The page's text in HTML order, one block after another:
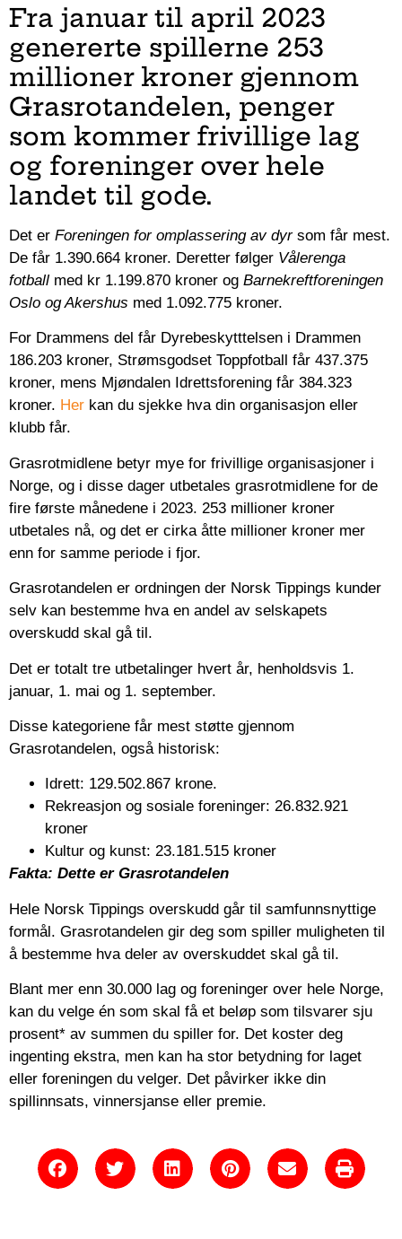
Fra januar til april 2023
genererte spillerne 253
millioner kroner gjennom
Grasrotandelen, penger
som kommer frivillige lag
og foreninger over hele
landet til gode.
Det er Foreningen for omplassering av dyrsom får mest.
De får 1.390.664 kroner. Deretter følger Vålerenga
fotball med kr 1.199.870 kroner og Barnekreftforeningen
Oslo og Akershus med 1.092.775 kroner.
For Drammens del får Dyrebeskytttelsen i Drammen
186.203 kroner, Strømsgodset Toppfotball får 437.375
kroner, mens Mjøndalen Idrettsforening får 384.323
kroner. Her kan du sjekke hva din organisasjon eller
klubb får.
Grasrotmidlene betyr mye for frivillige organisasjoner i
Norge, og i disse dager utbetales grasrotmidlene for de
fire første månedene i 2023. 253 millioner kroner
utbetales nå, og det er cirka åtte millioner kroner mer
enn for samme periode i fjor.
Grasrotandelen er ordningen der Norsk Tippings kunder
selv kan bestemme hva en andel av selskapets
overskudd skal gå til.
Det er totalt tre utbetalinger hvert år, henholdsvis 1.
januar, 1. mai og 1. september.
Disse kategoriene får mest støtte gjennom
Grasrotandelen, også historisk:
Idrett: 129.502.867 krone.
Rekreasjon og sosiale foreninger: 26.832.921
kroner
Kultur og kunst: 23.181.515 kroner
Fakta: Dette er Grasrotandelen
Hele Norsk Tippings overskudd går til samfunnsnyttige
formål. Grasrotandelen gir deg som spiller muligheten til
å bestemme hva deler av overskuddet skal gå til.
Blant mer enn 30.000 lag og foreninger over hele Norge,
kan du velge én som skal få et beløp som tilsvarer sju
prosent* av summen du spiller for. Det koster deg
ingenting ekstra, men kan ha stor betydning for laget
eller foreningen du velger. Det påvirker ikke din
spillinnsats, vinnersjanse eller premie.